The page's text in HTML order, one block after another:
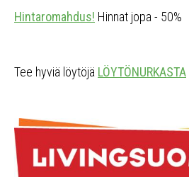
Hintaromahdus! Hinnat jopa - 50%
Tee hyviä löytöjä LÖYTÖNURKASTA